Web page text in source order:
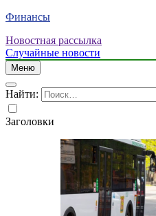
Финансы
Новостная рассылка
Случайные новости
Меню
Найти:
Заголовки